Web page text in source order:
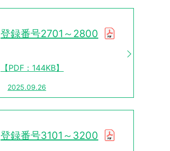
登録番号2701～2800
【PDF：144KB】
2025.09.26
登録番号3101～3200